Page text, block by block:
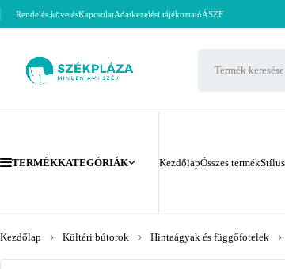
Rendelés követésKapcsolatAdatkezelési tájékoztatóÁSZF
TERMÉKKATEGÓRIÁK KezdőlapÖsszes termék
Kezdőlap Kültéri bútorok Hintaágyak és függőfotelek